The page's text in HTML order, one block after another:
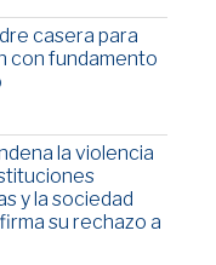
casera para
con fundamento
la violencia
y la sociedad
su rechazo a